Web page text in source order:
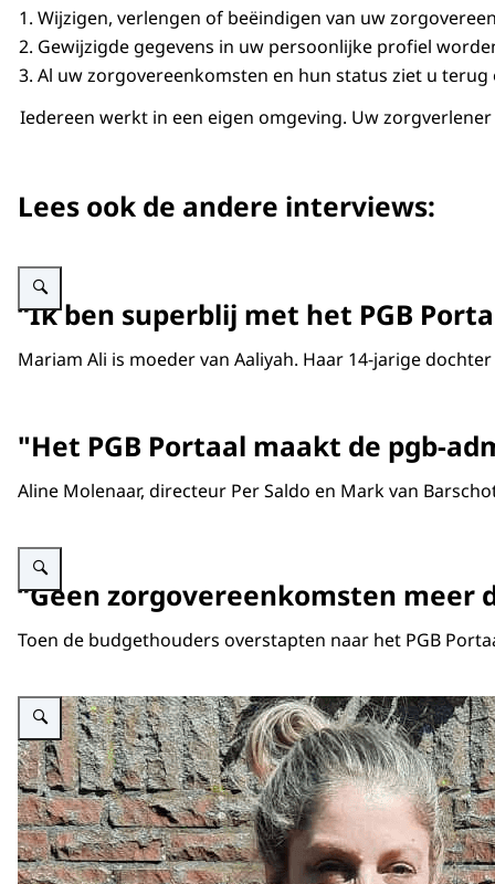
Wijzigen, verlengen of beëindigen van uw
Gewijzigde gegevens in uw persoonlijke profiel
Al uw zorgovereenkomsten en hun status ziet u
Iedereen werkt in een eigen omgeving. Uw
Lees ook de andere interviews:
Vergroot afbeelding Foto van Aaliyah, Mariam en Mariams partner op
“Ik ben superblij met het PGB
Mariam Ali is moeder van Aaliyah. Haar 14-jarige
"Het PGB Portaal maakt de pgb-
Aline Molenaar, directeur Per Saldo en Mark van
Vergroot afbeelding Foto van Jeroen Leenknecht
“Geen zorgovereenkomsten
Toen de budgethouders overstapten naar het PGB
Vergroot afbeelding Foto van Adriënne en Inge, financiële